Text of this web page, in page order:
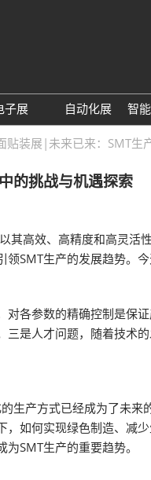
Tiếng
ภาษา
子展
南展 运输指南
自动化展 智
贴装展|未来已来：SMT生
的挑战与机遇探索
高效、高精度和高灵活
SMT生产的发展趋势。
各参数的精确控制是保
是人才问题，随着技术
产方式已经成为了未来
如何实现绿色制造、减
SMT生产的重要趋势。